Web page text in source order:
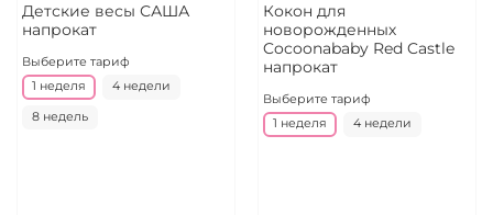
Детские весы САША
напрокат
Выберите тариф
1 неделя
4 недели
8 недель
Кокон для
новорожденных
Cocoonababy Red Castle
напрокат
Выберите тариф
1 неделя
4 недели